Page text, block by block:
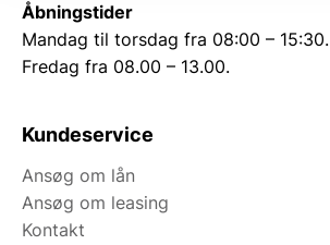
Åbningstider
Mandag til torsdag fra 08:00 – 15:30.
Fredag fra 08.00 – 13.00.
Kundeservice
Ansøg om lån
Ansøg om leasing
Kontakt